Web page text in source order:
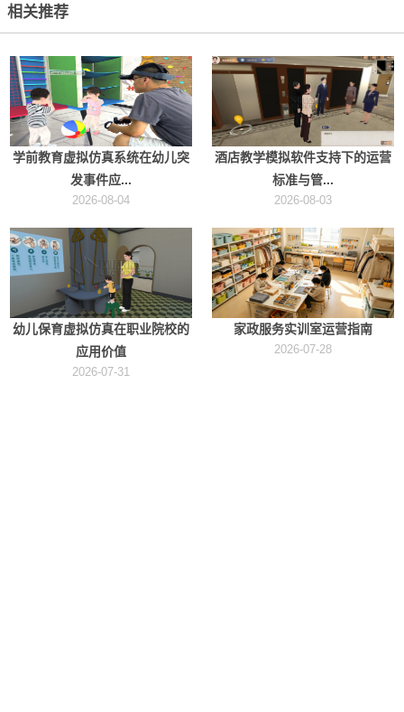
相关推荐
学前教育虚拟仿真系统在幼儿突
发事件应...
2026-08-04
酒店教学模拟软件支持下的运营
标准与管...
2026-08-03
幼儿保育虚拟仿真在职业院校的
应用价值
2026-07-31
家政服务实训室运营指南
2026-07-28